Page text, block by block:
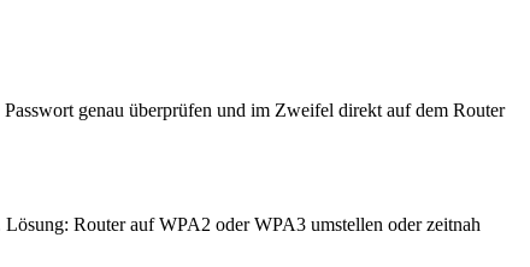
genau überprüfen und im Zweifel direkt auf dem Router
Router auf WPA2 oder WPA3 umstellen oder zeitnah